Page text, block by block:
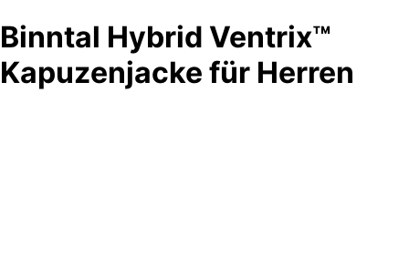
Binntal Hybrid Ventrix™
Kapuzenjacke für Herren